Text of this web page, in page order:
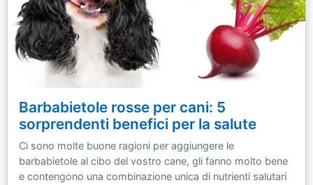
Barbabietole rosse per cani: 5
sorprendenti benefici per la salute
Ci sono molte buone ragioni per aggiungere le
barbabietole al cibo del vostro cane, gli fanno molto bene
e contengono una combinazione unica di nutrienti salutari